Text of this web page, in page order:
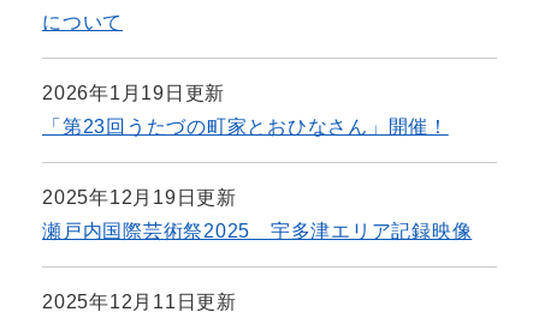
について
2026年1月19日更新
「第23回うたづの町家とおひなさん」開催！
2025年12月19日更新
瀬戸内国際芸術祭2025 宇多津エリア記録映像
2025年12月11日更新